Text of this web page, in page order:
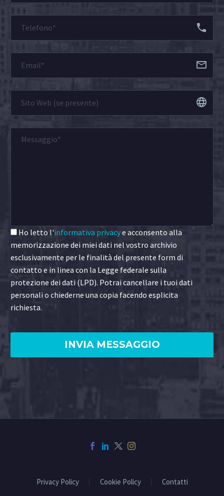
Ho letto l'informativa privacye acconsento alla
memorizzazione dei miei dati nel vostro archivio
esclusivamente per le finalità del presente form di
contatto e in linea con la Legge federale sulla
protezione dei dati (LPD). Potrai cancellare i tuoi dati
personali o chiederne una copia facendo esplicita
richiesta.
Privacy Policy Cookie Policy Contatti